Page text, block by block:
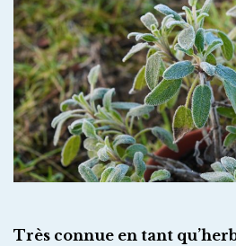
Très connue en tant